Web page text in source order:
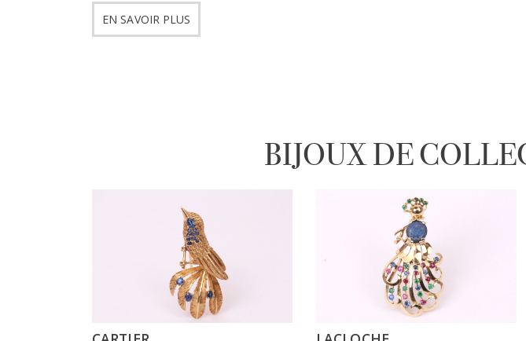
EN SAVOIR PLUS
BIJOUX DE